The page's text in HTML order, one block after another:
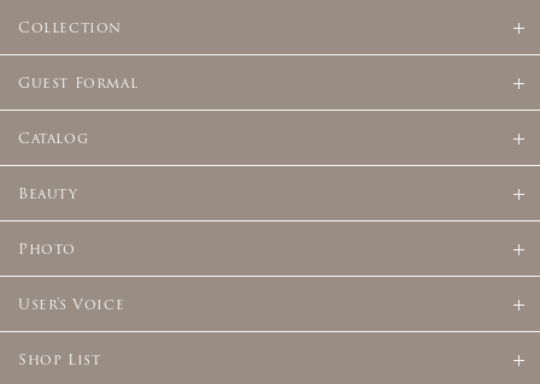
Collection
Guest Formal
Catalog
Beauty
Photo
User's Voice
Shop List